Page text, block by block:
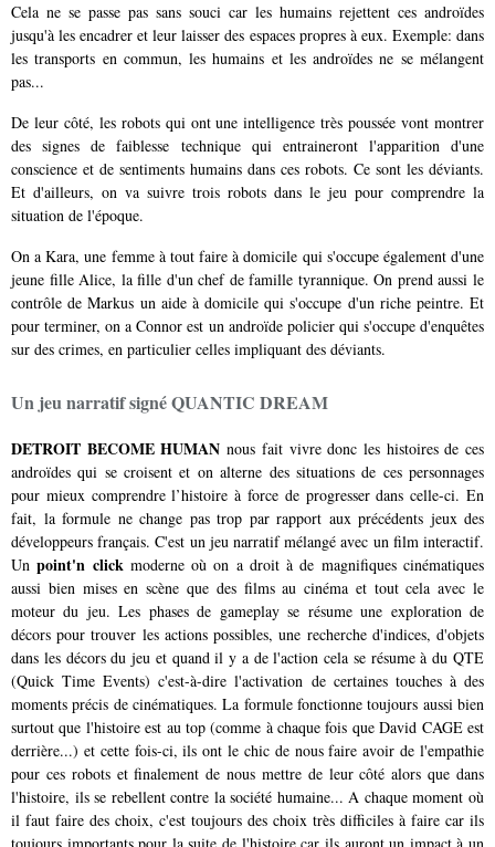
Cela ne se passe pas sans souci car les humains rejettent ces androïdes
jusqu'à les encadrer et leur laisser des espaces propres à eux. Exemple: dans
les transports en commun, les humains et les androïdes ne se mélangent
pas...
De leur côté, les robots qui ont une intelligence très poussée vont montrer
des signes de faiblesse technique qui entraineront l'apparition d'une
conscience et de sentiments humains dans ces robots. Ce sont les déviants.
Et d'ailleurs, on va suivre trois robots dans le jeu pour comprendre la
situation de l'époque.
On a Kara, une femme à tout faire à domicile qui s'occupe également d'une
jeune fille Alice, la fille d'un chef de famille tyrannique. On prend aussi le
contrôle de Markus un aide à domicile qui s'occupe d'un riche peintre. Et
pour terminer, on a Connor est un androïde policier qui s'occupe d'enquêtes
sur des crimes, en particulier celles impliquant des déviants.
Un jeu narratif signé QUANTIC DREAM
DETROIT BECOME HUMAN nous fait vivre donc les histoires de ces
androïdes qui se croisent et on alterne des situations de ces personnages
pour mieux comprendre l’histoire à force de progresser dans celle-ci. En
fait, la formule ne change pas trop par rapport aux précédents jeux des
développeurs français. C'est un jeu narratif mélangé avec un film interactif.
Unpoint'n clickmoderne où on a droit à de magnifiques cinématiques
aussi bien mises en scène que des films au cinéma et tout cela avec le
moteur du jeu. Les phases de gameplay se résume une exploration de
décors pour trouver les actions possibles, une recherche d'indices, d'objets
dans les décors du jeu et quand il y a de l'action cela se résume à du QTE
(Quick Time Events) c'est-à-dire l'activation de certaines touches à des
moments précis de cinématiques. La formule fonctionne toujours aussi bien
surtout que l'histoire est au top (comme à chaque fois que David CAGE est
derrière...) et cette fois-ci, ils ont le chic de nous faire avoir de l'empathie
pour ces robots et finalement de nous mettre de leur côté alors que dans
l'histoire, ils se rebellent contre la société humaine... A chaque moment où
il faut faire des choix, c'est toujours des choix très difficiles à faire car ils